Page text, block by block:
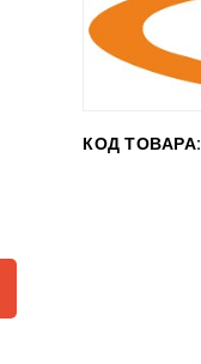
КОД ТОВАРА: